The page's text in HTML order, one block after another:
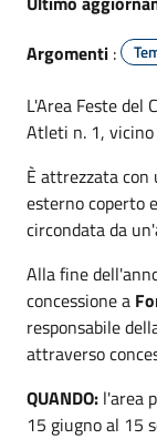
Argomenti :
L'Area Feste del
Atleti n. 1,
È attrezzata con
esterno coperto
circondata da
Alla fine
concessione a
responsabile
attraverso
QUANDO: l'area
15 giugno al 15